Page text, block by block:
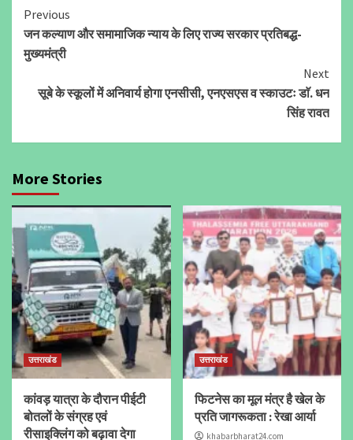
Continue
Reading
Previous
जन कल्याण और समामाजिक न्याय के लिए राज्य सरकार प्रतिबद्ध-
मुख्यमंत्री
Next
सूबे के स्कूलों में अनिवार्य होगा एनसीसी, एनएसएस व स्काउटः डाॅ. धन
सिंह रावत
More Stories
उत्तराखंड
कांवड़ यात्रा के दौरान पीईटी
बोतलों के संग्रह एवं
रीसाइक्लिंग को बढ़ावा देगा
उत्तराखंड
फिटनेस का मूल मंत्र है खेल के
प्रति जागरूकता : रेखा आर्या
khabarbharat24.com